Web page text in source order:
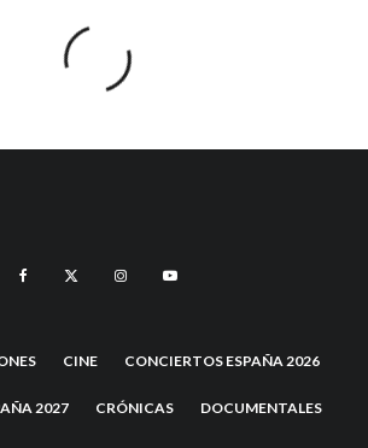
CINE CONCIERTOS ESPAÑA 2026
2027 CRÓNICAS DOCUMENTALES